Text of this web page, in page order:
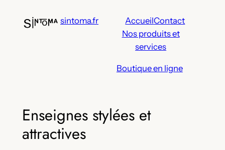
sintoma.fr AccueilContact
Nos produits et
services
Boutique en ligne
Enseignes stylées et
attractives